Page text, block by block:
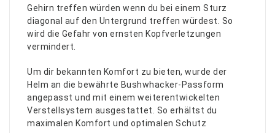
Gehirn treffen würden wenn du bei einem Sturz
diagonal auf den Untergrund treffen würdest. So
wird die Gefahr von ernsten Kopfverletzungen
vermindert.
Um dir bekannten Komfort zu bieten, wurde der
Helm an die bewährte Bushwhacker-Passform
angepasst und mit einem weiterentwickelten
Verstellsystem ausgestattet. So erhältst du
maximalen Komfort und optimalen Schutz